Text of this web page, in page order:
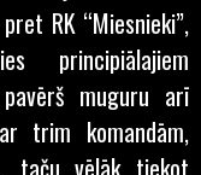
RK “Miesnieki”,
principiālajiem
muguru arī
trim komandām,